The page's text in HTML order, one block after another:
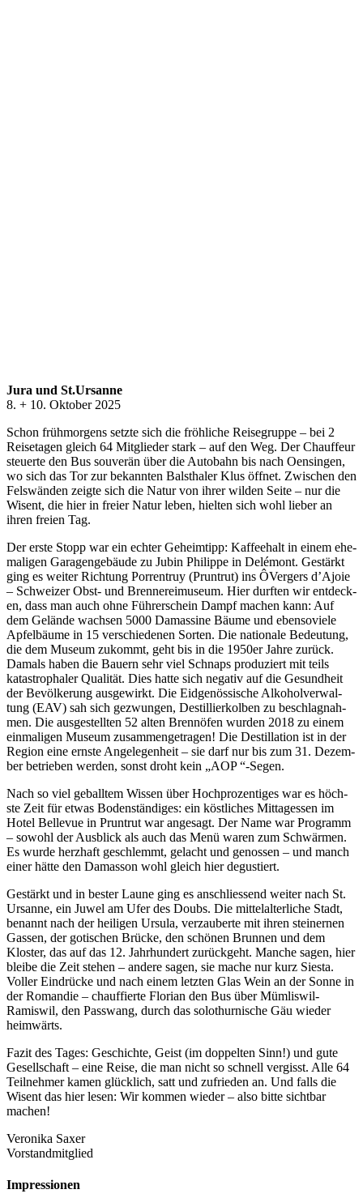
Jura und St.Ursanne
8. + 10. Okto­ber 2025
Schon frühmorgens set­zte sich die fröh­liche Reiseg­ruppe – bei 2
Reise­ta­gen gle­ich 64 Mit­glieder stark – auf den Weg. Der Chauf­feur
steuerte den Bus sou­verän über die Auto­bahn bis nach Oensin­gen,
wo sich das Tor zur bekan­nten Bal­sthaler Klus öffnet. Zwis­chen den
Fel­swän­den zeigte sich die Natur von ihrer wilden Seite – nur die
Wisent, die hier in freier Natur leben, hiel­ten sich wohl lieber an
ihren freien Tag.
Der erste Stopp war ein echter Geheimtipp: Kaf­fee­halt in einem ehe­
ma­li­gen Gara­genge­bäude zu Jubin Philippe in Delé­mont. Gestärkt
ging es weit­er Rich­tung Por­ren­truy (Prun­trut) ins ÔVerg­ers d’A­joie
– Schweiz­er Obst- und Bren­nereimu­se­um. Hier durften wir ent­deck­
en, dass man auch ohne Führerschein Dampf machen kann: Auf
dem Gelände wach­sen 5000 Damas­sine Bäume und ebenso­viele
Apfel­bäume in 15 ver­schiede­nen Sorten. Die nationale Bedeu­tung,
die dem Muse­um zukommt, geht bis in die 1950er Jahre zurück.
Damals haben die Bauern sehr viel Schnaps pro­duziert mit teils
katas­trophaler Qual­ität. Dies hat­te sich neg­a­tiv auf die Gesund­heit
der Bevölkerung aus­gewirkt. Die Eid­genös­sis­che Alko­holver­wal­
tung (EAV) sah sich gezwun­gen, Des­til­lierkol­ben zu beschlagnah­
men. Die aus­gestell­ten 52 alten Bren­nöfen wur­den 2018 zu einem
ein­ma­li­gen Muse­um zusam­menge­tra­gen! Die Des­til­la­tion ist in der
Region eine ern­ste Angele­gen­heit – sie darf nur bis zum 31. Dezem­
ber betrieben wer­den, son­st dro­ht kein „AOP “-Segen.
Nach so viel geball­tem Wis­sen über Hoch­prozentiges war es höch­
ste Zeit für etwas Boden­ständi­ges: ein köstlich­es Mit­tagessen im
Hotel Belle­vue in Prun­trut war ange­sagt. Der Name war Pro­gramm
– sowohl der Aus­blick als auch das Menü waren zum Schwär­men.
Es wurde herzhaft geschlemmt, gelacht und genossen – und manch
ein­er hätte den Damas­son wohl gle­ich hier degustiert.
Gestärkt und in bester Laune ging es anschliessend weit­er nach St.
Ursanne, ein Juwel am Ufer des Doubs. Die mit­te­lal­ter­liche Stadt,
benan­nt nach der heili­gen Ursu­la, verza­uberte mit ihren stein­er­nen
Gassen, der gotis­chen Brücke, den schö­nen Brun­nen und dem
Kloster, das auf das 12. Jahrhun­dert zurückgeht. Manche sagen, hier
bleibe die Zeit ste­hen – andere sagen, sie mache nur kurz Sies­ta.
Voller Eindrücke und nach einem let­zten Glas Wein an der Sonne in
der Romandie – chauffierte Flo­ri­an den Bus über Mümliswil-
Ramiswil, den Pass­wang, durch das solothur­nische Gäu wieder
heimwärts.
Faz­it des Tages: Geschichte, Geist (im dop­pel­ten Sinn!) und gute
Gesellschaft – eine Reise, die man nicht so schnell ver­gisst. Alle 64
Teil­nehmer kamen glücklich, satt und zufrieden an. Und falls die
Wisent das hier lesen: Wir kom­men wieder – also bitte sicht­bar
machen!
Veroni­ka Sax­er
Vor­stand­mit­glied
Impressionen